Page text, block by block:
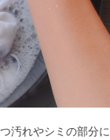
汚れやシミの部分に